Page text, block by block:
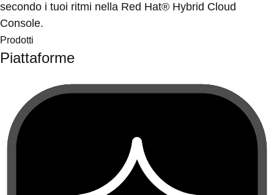
secondo i tuoi ritmi nella Red Hat® Hybrid Cloud
Console.
Prodotti
Piattaforme